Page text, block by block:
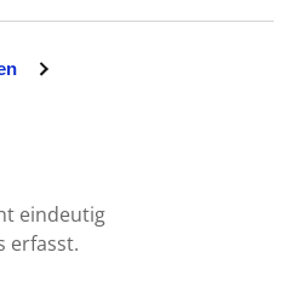
eindeutig
erfasst.